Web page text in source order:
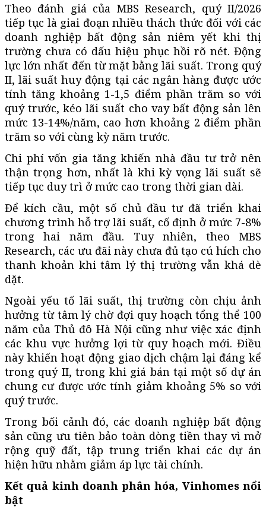
Theo đánh giá của MBS Research, quý II/2026
tiếp tục là giai đoạn nhiều thách thức đối với các
doanh nghiệp bất động sản niêm yết khi thị
trường chưa có dấu hiệu phục hồi rõ nét. Động
lực lớn nhất đến từ mặt bằng lãi suất. Trong quý
II, lãi suất huy động tại các ngân hàng được ước
tính tăng khoảng 1-1,5 điểm phần trăm so với
quý trước, kéo lãi suất cho vay bất động sản lên
mức 13-14%/năm, cao hơn khoảng 2 điểm phần
trăm so với cùng kỳ năm trước.
Chi phí vốn gia tăng khiến nhà đầu tư trở nên
thận trọng hơn, nhất là khi kỳ vọng lãi suất sẽ
tiếp tục duy trì ở mức cao trong thời gian dài.
Để kích cầu, một số chủ đầu tư đã triển khai
chương trình hỗ trợ lãi suất, cố định ở mức 7-8%
trong hai năm đầu. Tuy nhiên, theo MBS
Research, các ưu đãi này chưa đủ tạo cú hích cho
thanh khoản khi tâm lý thị trường vẫn khá dè
dặt.
Ngoài yếu tố lãi suất, thị trường còn chịu ảnh
hưởng từ tâm lý chờ đợi quy hoạch tổng thể 100
năm của Thủ đô Hà Nội cũng như việc xác định
các khu vực hưởng lợi từ quy hoạch mới. Điều
này khiến hoạt động giao dịch chậm lại đáng kể
trong quý II, trong khi giá bán tại một số dự án
chung cư được ước tính giảm khoảng 5% so với
quý trước.
Trong bối cảnh đó, các doanh nghiệp bất động
sản cũng ưu tiên bảo toàn dòng tiền thay vì mở
rộng quỹ đất, tập trung triển khai các dự án
hiện hữu nhằm giảm áp lực tài chính.
Kết quả kinh doanh phân hóa, Vinhomes nổi
bật